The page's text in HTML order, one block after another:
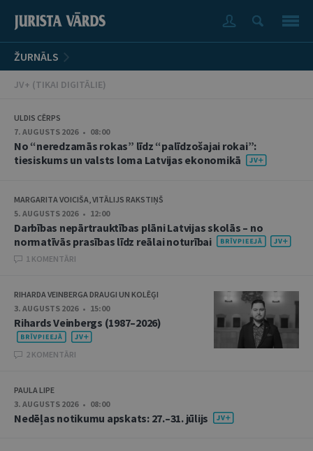
ŽURNĀLS
JV+ (TIKAI DIGITĀLIE)
ULDIS CĒRPS
7. AUGUSTS 2026 • 08:00
No “neredzamās rokas” līdz “palīdzošajai rokai”:
tiesiskums un valsts loma Latvijas ekonomikā
MARGARITA VOICIŠA, VITĀLIJS RAKSTIŅŠ
5. AUGUSTS 2026 • 12:00
Darbības nepārtrauktības plāni Latvijas skolās – no
normatīvās prasības līdz reālai noturībai
1 KOMENTĀRI
RIHARDA VEINBERGA DRAUGI UN KOLĒĢI
3. AUGUSTS 2026 • 15:00
Rihards Veinbergs (1987–2026)
2 KOMENTĀRI
PAULA LIPE
3. AUGUSTS 2026 • 08:00
Nedēļas notikumu apskats: 27.–31. jūlijs